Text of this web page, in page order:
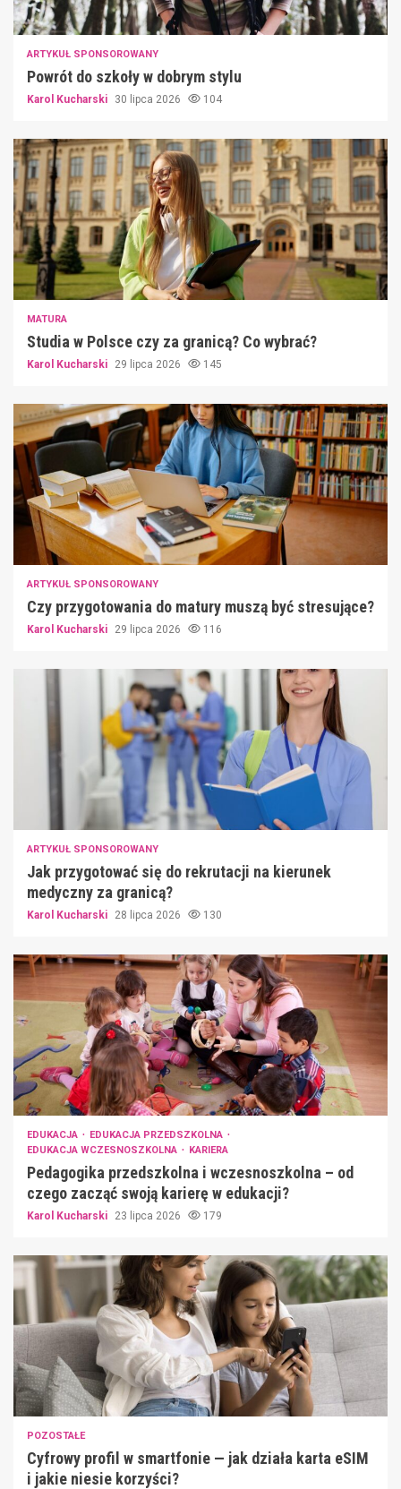
ARTYKUŁ SPONSOROWANY
Powrót do szkoły w dobrym stylu
Karol Kucharski 30 lipca 2026 104
MATURA
Studia w Polsce czy za granicą? Co wybrać?
Karol Kucharski 29 lipca 2026 145
ARTYKUŁ SPONSOROWANY
Czy przygotowania do matury muszą być stresujące?
Karol Kucharski 29 lipca 2026 116
ARTYKUŁ SPONSOROWANY
Jak przygotować się do rekrutacji na kierunek
medyczny za granicą?
Karol Kucharski 28 lipca 2026 130
EDUKACJA
EDUKACJA PRZEDSZKOLNA
EDUKACJA WCZESNOSZKOLNA
KARIERA
Pedagogika przedszkolna i wczesnoszkolna – od
czego zacząć swoją karierę w edukacji?
Karol Kucharski 23 lipca 2026 179
POZOSTAŁE
Cyfrowy profil w smartfonie — jak działa karta eSIM
i jakie niesie korzyści?